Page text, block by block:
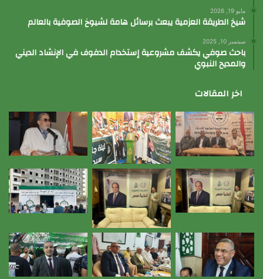
مايو 19, 2026
شيخ الطريقة العزمية يبعث برسائل هامة لشيوخ الصوفية بالعالم
سبتمبر 10, 2025
باحث صوفي يكشف مشروعية إستخدام الدفوف في الإنشاد الديني
والمديح النبوي
اخر المقالات